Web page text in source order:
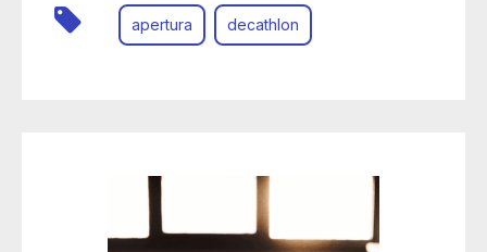
apertura decathlon